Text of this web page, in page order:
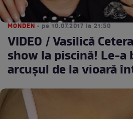
MONDEN • pe 10.07.2017 la 21:50
VIDEO / Vasilică
show la piscină! Le-
arcușul de la vioară